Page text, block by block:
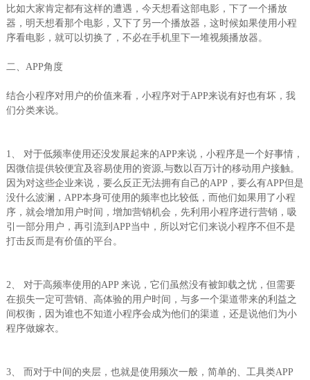
比如大家肯定都有这样的遭遇，今天想看这部电影，下了一个播放
器，明天想看那个电影，又下了另一个播放器，这时候如果使用小程
序看电影，就可以切换了，不必在手机里下一堆视频播放器。
二、APP角度
结合小程序对用户的价值来看，小程序对于APP来说有好也有坏，我
们分类来说。
1、 对于低频率使用还没发展起来的APP来说，小程序是一个好事情，
因微信提供较便宜及容易使用的资源,与数以百万计的移动用户接触。
因为对这些企业来说，要么反正无法拥有自己的APP，要么有APP但是
没什么波澜，APP本身可使用的频率也比较低，而他们如果用了小程
序，就会增加用户时间，增加营销机会，先利用小程序进行营销，吸
引一部分用户，再引流到APP当中，所以对它们来说小程序不但不是
打击反而是有价值的平台。
2、 对于高频率使用的APP 来说，它们虽然没有被卸载之忧，但需要
在损失一定可营销、高体验的用户时间，与多一个渠道带来的利益之
间权衡，因为谁也不知道小程序会成为他们的渠道，还是说他们为小
程序做嫁衣。
3、 而对于中间的夹层，也就是使用频次一般，简单的、工具类APP